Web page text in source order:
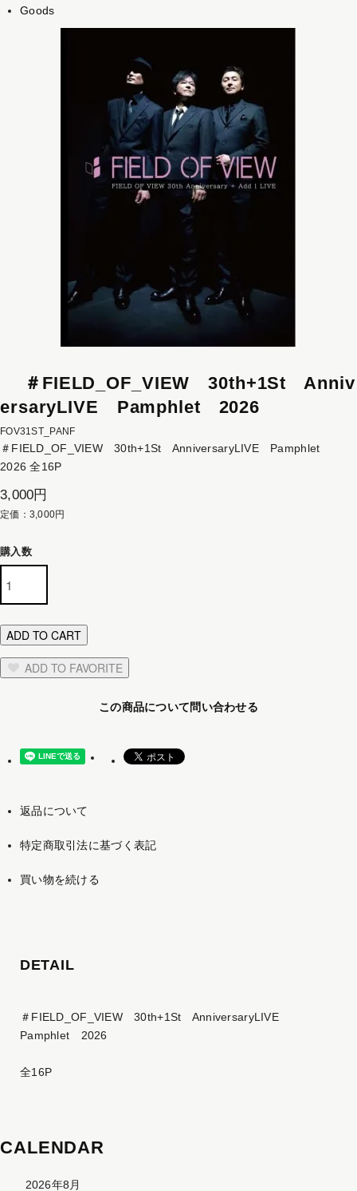
Goods
＃FIELD_OF_VIEW 30th+1St Anniv
ersaryLIVE Pamphlet 2026
FOV31ST_PANF
＃FIELD_OF_VIEW 30th+1St AnniversaryLIVE Pamphlet
2026 全16P
3,000円
定価：3,000円
購入数
ADD TO CART
ADD TO FAVORITE
この商品について問い合わせる
返品について
特定商取引法に基づく表記
買い物を続ける
DETAIL
＃FIELD_OF_VIEW 30th+1St AnniversaryLIVE
Pamphlet 2026
全16P
CALENDAR
2026年8月